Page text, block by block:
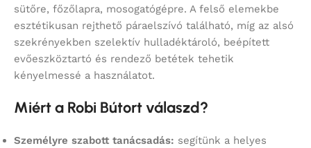
sütőre, főzőlapra, mosogatógépre. A felső elemekbe
esztétikusan rejthető páraelszívó található, míg az alsó
szekrényekben szelektív hulladéktároló, beépített
evőeszköztartó és rendező betétek tehetik
kényelmessé a használatot.
Miért a Robi Bútort válaszd?
Személyre szabott tanácsadás: segítünk a helyes